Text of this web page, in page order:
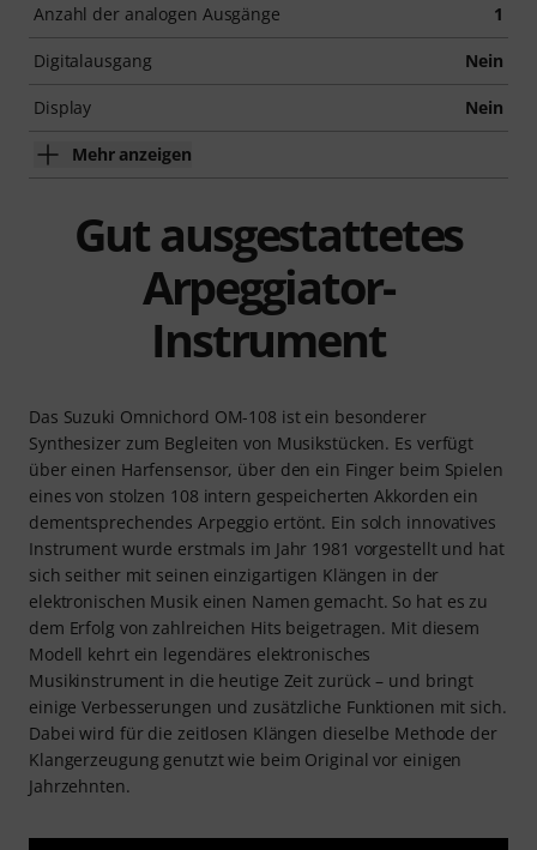
Anzahl der analogen Ausgänge 1
Digitalausgang Nein
Display Nein
Mehr anzeigen
Gut ausgestattetes
Arpeggiator-
Instrument
Das Suzuki Omnichord OM-108 ist ein besonderer
Synthesizer zum Begleiten von Musikstücken. Es verfügt
über einen Harfensensor, über den ein Finger beim Spielen
eines von stolzen 108 intern gespeicherten Akkorden ein
dementsprechendes Arpeggio ertönt. Ein solch innovatives
Instrument wurde erstmals im Jahr 1981 vorgestellt und hat
sich seither mit seinen einzigartigen Klängen in der
elektronischen Musik einen Namen gemacht. So hat es zu
dem Erfolg von zahlreichen Hits beigetragen. Mit diesem
Modell kehrt ein legendäres elektronisches
Musikinstrument in die heutige Zeit zurück – und bringt
einige Verbesserungen und zusätzliche Funktionen mit sich.
Dabei wird für die zeitlosen Klängen dieselbe Methode der
Klangerzeugung genutzt wie beim Original vor einigen
Jahrzehnten.